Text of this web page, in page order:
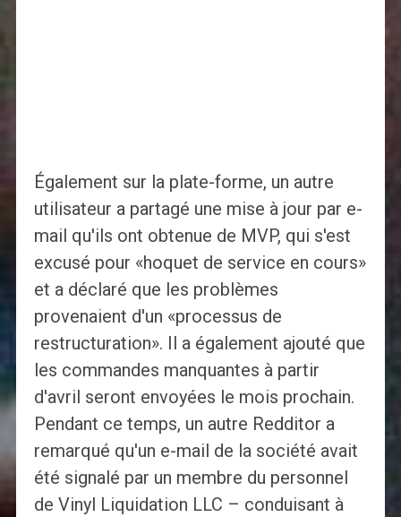
Également sur la plate-forme, un autre
utilisateur a partagé une mise à jour par e-
mail qu'ils ont obtenue de MVP, qui s'est
excusé pour «hoquet de service en cours»
et a déclaré que les problèmes
provenaient d'un «processus de
restructuration». Il a également ajouté que
les commandes manquantes à partir
d'avril seront envoyées le mois prochain.
Pendant ce temps, un autre Redditor a
remarqué qu'un e-mail de la société avait
été signalé par un membre du personnel
de Vinyl Liquidation LLC – conduisant à